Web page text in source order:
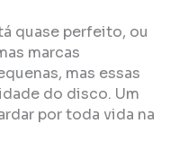
quase perfeito, ou
marcas
mas essas
do disco. Um
por toda vida na